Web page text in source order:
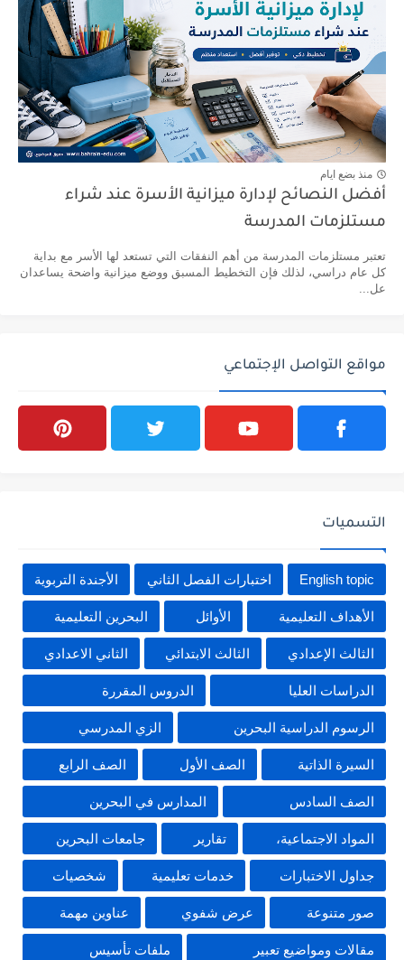
منذ بضع ايام
أفضل النصائح لإدارة ميزانية الأسرة عند شراء
مستلزمات المدرسة
تعتبر مستلزمات المدرسة من أهم النفقات التي تستعد لها الأسر مع بداية
كل عام دراسي، لذلك فإن التخطيط المسبق ووضع ميزانية واضحة يساعدان
عل...
مواقع التواصل الإجتماعي
التسميات
English topic اختبارات الفصل الثاني الأجندة التربوية
الأهداف التعليمية الأوائل البحرين التعليمية
الثالث الإعدادي الثالث الابتدائي الثاني الاعدادي
الدراسات العليا الدروس المقررة
الرسوم الدراسية البحرين الزي المدرسي
السيرة الذاتية الصف الأول الصف الرابع
الصف السادس المدارس في البحرين
المواد الاجتماعية، تقارير جامعات البحرين
جداول الاختبارات خدمات تعليمية شخصيات
صور متنوعة عرض شفوي عناوين مهمة
مقالات ومواضيع تعبير ملفات تأسيس